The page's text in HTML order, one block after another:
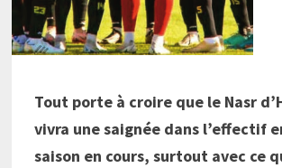
Tout porte à croire que le Nasr
vivra une saignée dans l’effectif
saison en cours, surtout avec ce